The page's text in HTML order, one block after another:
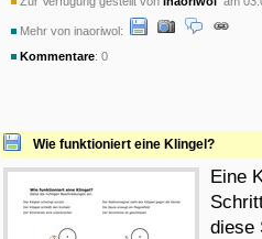
Mehr von inaoriwol:
Kommentare: 0
Wie funktioniert eine Klingel?
Eine
diese